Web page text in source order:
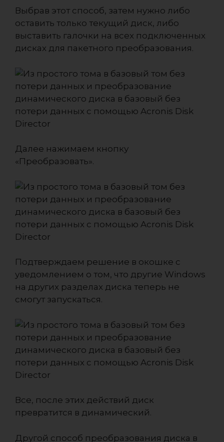
Выбрав этот способ, затем нужно либо
оставить только текущий диск, либо
выставить галочки на всех подключенных
дисках для пакетного преобразования.
Далее нажимаем кнопку
«Преобразовать».
Подтверждаем решение в окошке с
уведомлением о том, что другие Windows
на других разделах диска теперь не
смогут запускаться.
Все, после этих действий диск
превратится в динамический.
Другой способ преобразования диска в